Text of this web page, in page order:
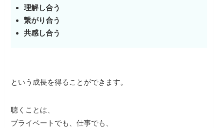
理解し合う
繋がり合う
共感し合う
という成長を得ることができます。
聴くことは、
プライベートでも、仕事でも、